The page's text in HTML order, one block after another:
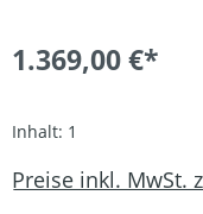
1.369,00 €*
Inhalt: 1
Preise inkl. MwSt.